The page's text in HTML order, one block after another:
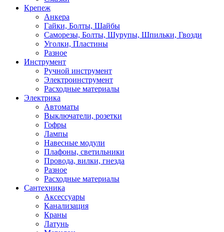
Крепеж
Анкера
Гайки, Болты, Шайбы
Саморезы, Болты, Шурупы, Шпильки, Гвозди
Уголки, Пластины
Разное
Инструмент
Ручной инструмент
Электроинструмент
Расходные материалы
Электрика
Автоматы
Выключатели, розетки
Гофры
Лампы
Навесные модули
Плафоны, светильники
Провода, вилки, гнезда
Разное
Расходные материалы
Сантехника
Аксессуары
Канализация
Краны
Латунь